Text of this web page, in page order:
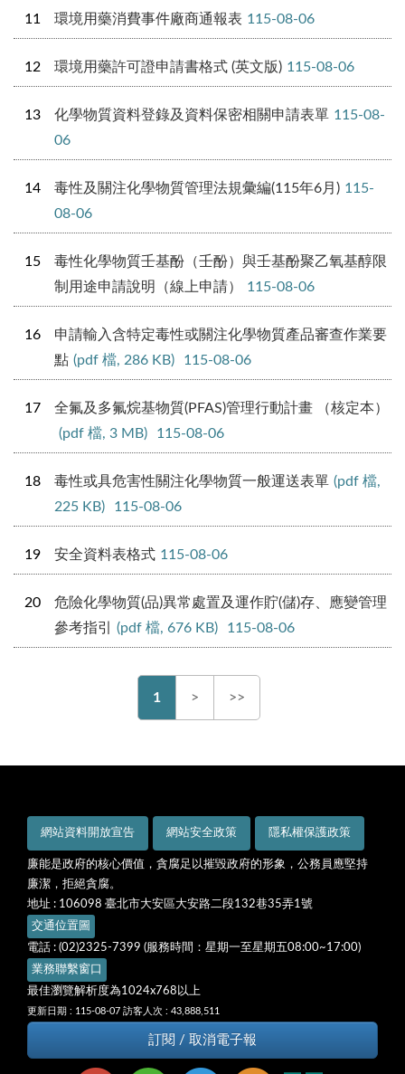
11 環境用藥消費事件廠商通報表 115-08-06
12 環境用藥許可證申請書格式 (英文版) 115-08-06
13 化學物質資料登錄及資料保密相關申請表單 115-08-
06
14 毒性及關注化學物質管理法規彙編(115年6月) 115-
08-06
15
毒性化學物質壬基酚（壬酚）與壬基酚聚乙氧基醇限
制用途申請說明（線上申請）
115-08-06
16
申請輸入含特定毒性或關注化學物質產品審查作業要
點 (pdf 檔, 286 KB) 115-08-06
17
全氟及多氟烷基物質(PFAS)管理行動計畫 （核定本）
(pdf 檔, 3 MB)
115-08-06
18 毒性或具危害性關注化學物質一般運送表單 (pdf 檔,
225 KB)
115-08-06
19 安全資料表格式 115-08-06
20
危險化學物質(品)異常處置及運作貯(儲)存、應變管理
參考指引
(pdf 檔, 676 KB) 115-08-06
1 > >>
網站資料開放宣告 網站安全政策 隱私權保護政策
廉能是政府的核心價值，貪腐足以摧毀政府的形象，公務員應堅持
廉潔，拒絕貪腐。
地址 : 106098 臺北市大安區大安路二段132巷35弄1號
交通位置圖
電話 : (02)2325-7399 (服務時間：星期一至星期五08:00~17:00)
業務聯繫窗口
最佳瀏覽解析度為1024x768以上
更新日期 : 115-08-07 訪客人次 : 43,888,511
訂閱 / 取消電子報